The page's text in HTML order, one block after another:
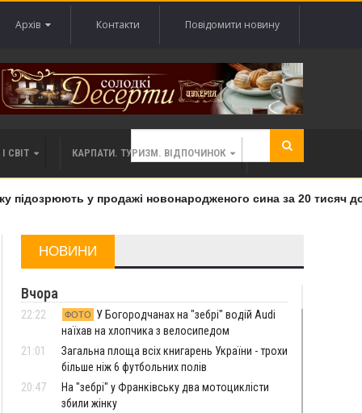
Архів Контакти Повідомити новину
СВІТ КАРПАТИ. ТУРИЗМ. ВІДПОЧИНОК
у продажі новонародженого сина за 20 тисяч
НОВИНИ
Вчора
22:22 ФОТО
У Богородчанах на "зебрі" водій Audi
наїхав на хлопчика з велосипедом
21:01
Загальна площа всіх книгарень України - трохи
більше ніж 6 футбольних полів
20:47
На "зебрі" у Франківську два мотоциклісти
збили жінку